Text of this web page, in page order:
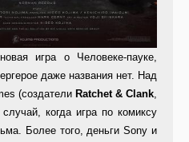
игра о Человеке-пауке,
даже названия нет. Над
(создатели Ratchet & Clank,
когда игра по комиксу
Более того, деньги Sony и